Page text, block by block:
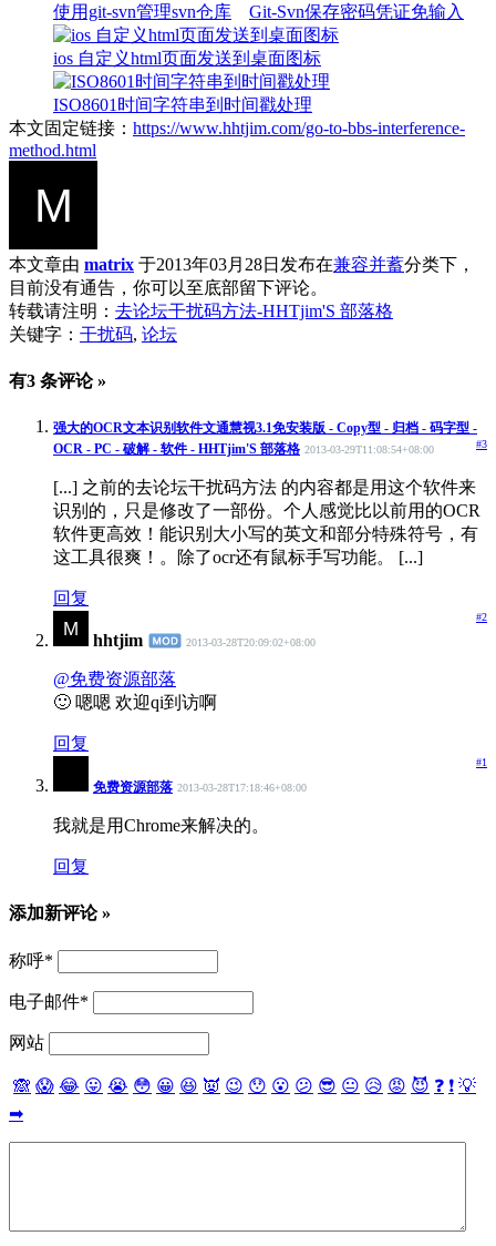
使用git-svn管理svn仓库 Git-Svn保存密码凭证免输入
ios 自定义html页面发送到桌面图标
ISO8601时间字符串到时间戳处理
本文固定链接： https://www.hhtjim.com/go-to-bbs-interference-
method.html
本文章由 matrix 于2013年03月28日发布在兼容并蓄分类下，
目前没有通告，你可以至底部留下评论。
转载请注明： 去论坛干扰码方法-HHTjim'S 部落格
关键字： 干扰码, 论坛
有3 条评论 »
强大的OCR文本识别软件文通慧视3.1免安装版 - Copy型 - 归档 - 码字型 -
OCR - PC - 破解 - 软件 - HHTjim'S 部落格 2013-03-29T11:08:54+08:00 #3
[...] 之前的去论坛干扰码方法 的内容都是用这个软件来
识别的，只是修改了一部份。个人感觉比以前用的OCR
软件更高效！能识别大小写的英文和部分特殊符号，有
这工具很爽！。除了ocr还有鼠标手写功能。 [...]
回复
hhtjim 2013-03-28T20:09:02+08:00
#2
@免费资源部落
🙂 嗯嗯 欢迎qi到访啊
回复
免费资源部落 2013-03-28T17:18:46+08:00
#1
我就是用Chrome来解决的。
回复
添加新评论 »
称呼*
电子邮件*
网站
🙈 😱 😂 😛 😭 😳 😀 😆 👿 😉 😯 😮 😕 😎 😐 😥 😡 😈 ❓ ❗ 💡
➡